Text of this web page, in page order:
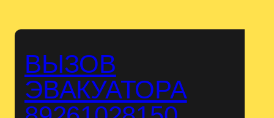
ВЫЗОВ
ЭВАКУАТОРА